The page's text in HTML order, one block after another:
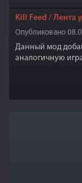
Kill Feed / Лента
Опубликовано
Данный мод
аналогичную